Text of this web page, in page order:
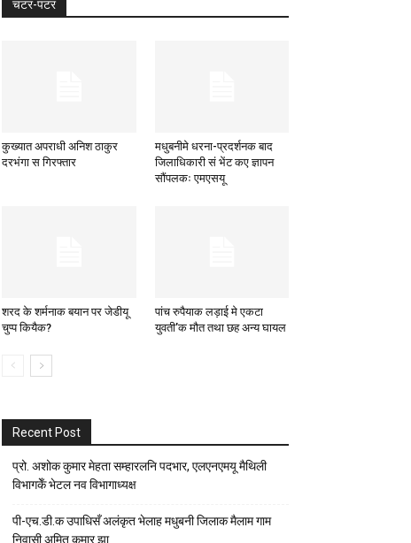
चटर-पटर
कुख्यात अपराधी अनिश ठाकुर
दरभंगा स गिरफ्तार
मधुबनीमे धरना-प्रदर्शनक बाद
जिलाधिकारी सं भेंट कए ज्ञापन
सौंपलकः एमएसयू
शरद के शर्मनाक बयान पर जेडीयू
चुप्प कियैक?
पांच रुपैयाक लड़ाई मे एकटा
युवती’क मौत तथा छह अन्य घायल
Recent Post
प्रो. अशोक कुमार मेहता सम्हारलनि पदभार, एलएनएमयू मैथिली
विभागकेँ भेटल नव विभागाध्यक्ष
पी-एच.डी.क उपाधिसँ अलंकृत भेलाह मधुबनी जिलाक मैलाम गाम
निवासी अमित कुमार झा